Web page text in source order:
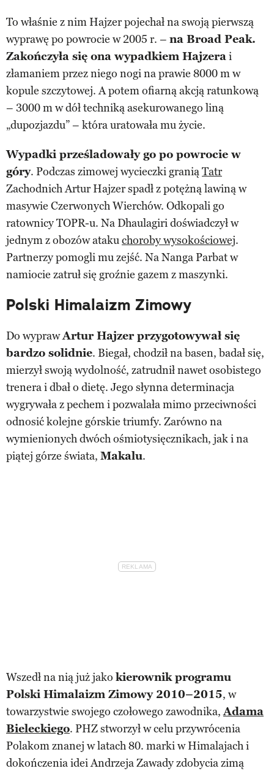
To właśnie z nim Hajzer pojechał na swoją pierwszą
wyprawę po powrocie w 2005 r. – na Broad Peak.
Zakończyła się ona wypadkiem Hajzerai
złamaniem przez niego nogi na prawie 8000 m w
kopule szczytowej. A potem ofiarną akcją ratunkową
– 3000 m w dół techniką asekurowanego liną
„dupozjazdu” – która uratowała mu życie.
Wypadki prześladowały go po powrocie w
góry. Podczas zimowej wycieczki graniąTatr
Zachodnich Artur Hajzer spadł z potężną lawiną w
masywie Czerwonych Wierchów. Odkopali go
ratownicy TOPR-u. Na Dhaulagiri doświadczył w
jednym z obozów atakuchoroby wysokościowej.
Partnerzy pomogli mu zejść. Na Nanga Parbat w
namiocie zatruł się groźnie gazem z maszynki.
Polski Himalaizm Zimowy
Do wyprawArtur Hajzer przygotowywał się
bardzo solidnie. Biegał, chodził na basen, badał się,
mierzył swoją wydolność, zatrudnił nawet osobistego
trenera i dbał o dietę. Jego słynna determinacja
wygrywała z pechem i pozwalała mimo przeciwności
odnosić kolejne górskie triumfy. Zarówno na
wymienionych dwóch ośmiotysięcznikach, jak i na
piątej górze świata, Makalu.
Wszedł na nią już jako kierownik programu
Polski Himalaizm Zimowy 2010–2015, w
towarzystwie swojego czołowego zawodnika,Adama
Bieleckiego. PHZ stworzył w celu przywrócenia
Polakom znanej w latach 80. marki w Himalajach i
dokończenia idei Andrzeja Zawady zdobycia zimą